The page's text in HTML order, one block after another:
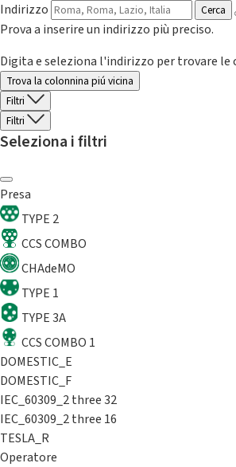
Indirizzo
Cerca
Prova a inserire un indirizzo più preciso.
Digita e seleziona l'indirizzo per trovare
Trova la colonnina piú vicina
Filtri
Filtri
Seleziona i filtri
Presa
TYPE 2
CCS COMBO
CHAdeMO
TYPE 1
TYPE 3A
CCS COMBO 1
DOMESTIC_E
DOMESTIC_F
IEC_60309_2 three 32
IEC_60309_2 three 16
TESLA_R
Operatore